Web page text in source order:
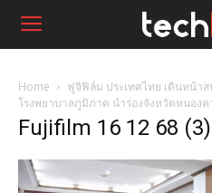
Home
ฟูจิฟิล์ม ประเทศไทย เดินหน้า
โรงพยาบาลภูมิภาค นำร่องจังหวัดหนองค
Fujifilm 16 12 68 (3)